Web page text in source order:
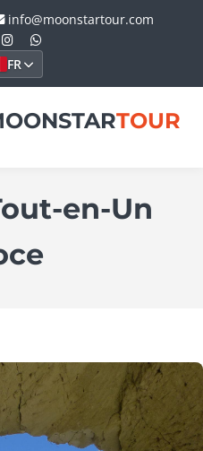
info@moonstartour.com
FR
TOUR
en-Un